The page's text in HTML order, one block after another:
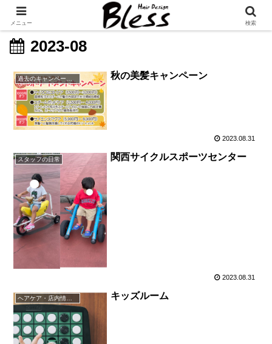
2023-08
秋の美髪キャンペーン
2023.08.31
スタッフの日常 関西サイクルスポーツセンター
2023.08.31
ヘアケア・店内情報（キャンペーン以外）など キッズルーム
メニュー 検索